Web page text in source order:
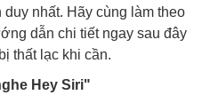
nhất. Hãy cùng làm theo
dẫn chi tiết ngay sau đây
thất lạc khi cần.
Hey Siri"